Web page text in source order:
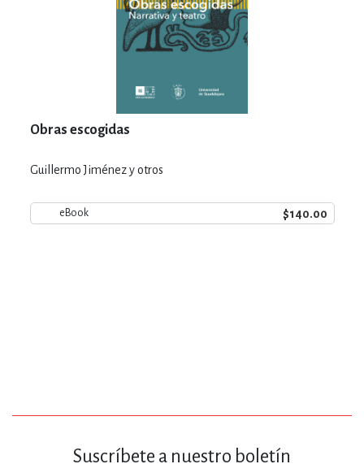
Obras escogidas
Guillermo Jiménez y otros
eBook $140.00
Suscríbete a nuestro boletín